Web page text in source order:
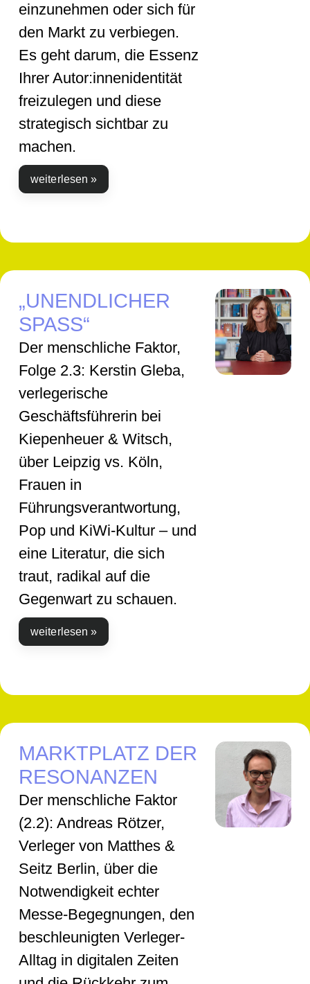
einzunehmen oder sich für
den Markt zu verbiegen.
Es geht darum, die Essenz
Ihrer Autor:innenidentität
freizulegen und diese
strategisch sichtbar zu
machen.
weiterlesen »
„UNENDLICHER
SPASS“
Der menschliche Faktor,
Folge 2.3: Kerstin Gleba,
verlegerische
Geschäftsführerin bei
Kiepenheuer & Witsch,
über Leipzig vs. Köln,
Frauen in
Führungsverantwortung,
Pop und KiWi-Kultur – und
eine Literatur, die sich
traut, radikal auf die
Gegenwart zu schauen.
weiterlesen »
MARKTPLATZ DER
RESONANZEN
Der menschliche Faktor
(2.2): Andreas Rötzer,
Verleger von Matthes &
Seitz Berlin, über die
Notwendigkeit echter
Messe-Begegnungen, den
beschleunigten Verleger-
Alltag in digitalen Zeiten